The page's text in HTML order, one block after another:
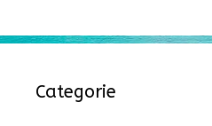
Categorie